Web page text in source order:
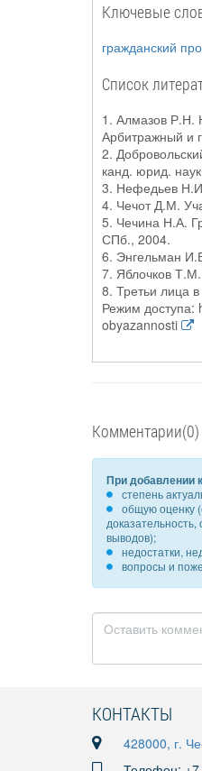
Ключевые
гражданский
Список
1. Алмазов Р.Н.
Арбитражный и
2.
канд. юрид.
3. Нефедьев
4. Чечот Д.М.
5. Чечина Н.А.
СПб., 2004.
6. Энгельман
7. Яблочков Т.М.
8. Третьи лица
Режим доступа:
obyazannosti
Комментарии(0)
При добавлении
степень
общую оценку
выводов);
недостатки,
вопросы и
КОНТАКТЫ
428000, г.